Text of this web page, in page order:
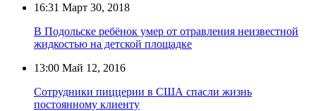
16:31 Март 30, 2018
В Подольске ребёнок умер от отравления неизвестной
жидкостью на детской площадке
13:00 Май 12, 2016
Сотрудники пиццерии в США спасли жизнь
постоянному клиенту